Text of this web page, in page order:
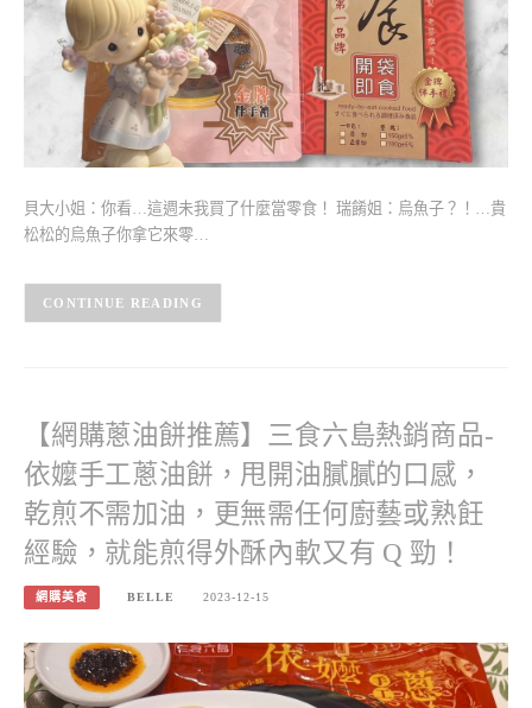
貝大小姐：你看…這週未我買了什麼當零食！ 瑞餚姐：烏魚子？！…貴
松松的烏魚子你拿它來零…
CONTINUE READING
【網購蔥油餅推薦】三食六島熱銷商品-
依嬤手工蔥油餅，甩開油膩膩的口感，
乾煎不需加油，更無需任何廚藝或熟飪
經驗，就能煎得外酥內軟又有 Q 勁！
網購美食 BELLE 2023-12-15